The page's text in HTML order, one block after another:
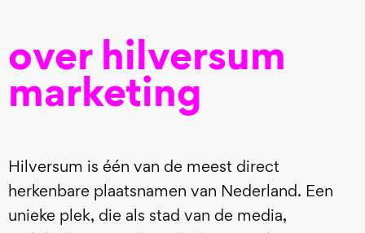
over hilversum
marketing
Hilversum is één van de meest direct
herkenbare plaatsnamen van Nederland. Een
unieke plek, die als stad van de media,